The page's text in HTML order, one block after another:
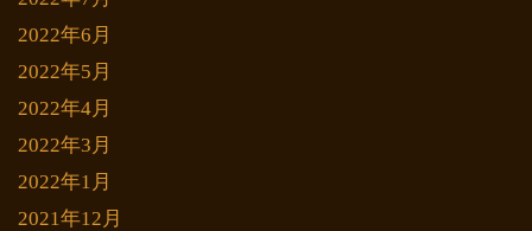
2022年6月
2022年5月
2022年4月
2022年3月
2022年1月
2021年12月